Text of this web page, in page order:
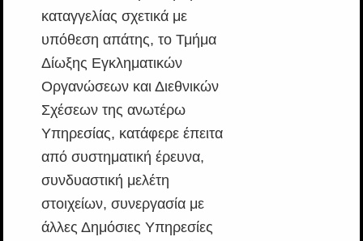
καταγγελίας σχετικά με
υπόθεση απάτης, το Τμήμα
Δίωξης Εγκληματικών
Οργανώσεων και Διεθνικών
Σχέσεων της ανωτέρω
Υπηρεσίας, κατάφερε έπειτα
από συστηματική έρευνα,
συνδυαστική μελέτη
στοιχείων, συνεργασία με
άλλες Δημόσιες Υπηρεσίες